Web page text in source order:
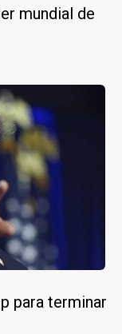
mundial de
para terminar